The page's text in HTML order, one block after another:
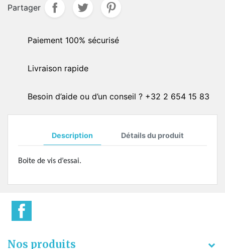
Partager
Paiement 100% sécurisé
Livraison rapide
Besoin d’aide ou d’un conseil ? +32 2 654 15 83
Description Détails du produit
Boite de vis d’essai.
Nos produits